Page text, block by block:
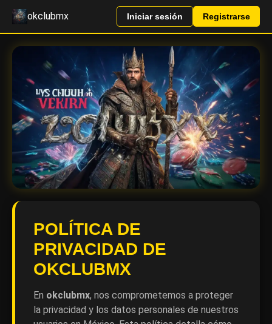
okclubmx Iniciar sesión Registrarse
POLÍTICA DE
PRIVACIDAD DE
OKCLUBMX
En okclubmx, nos comprometemos a proteger
la privacidad y los datos personales de nuestros